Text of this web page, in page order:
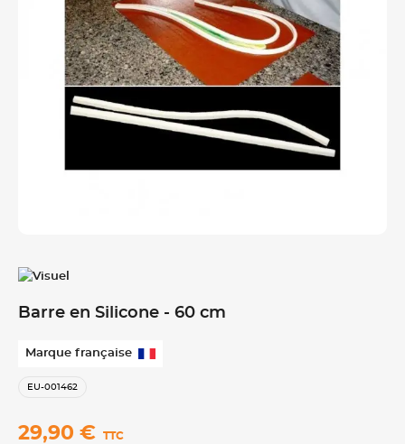
Barre en Silicone - 60 cm
Marque française
EU-001462
29,90 € TTC